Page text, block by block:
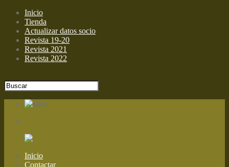
Inicio
Tienda
Actualizar datos socio
Revista 19-20
Revista 2021
Revista 2022
Inicio
Contactar